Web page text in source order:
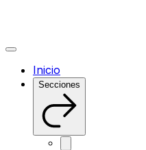
Inicio
Secciones